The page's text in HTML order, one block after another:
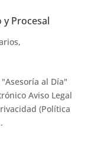
Procesal
,
al Día"
Aviso Legal
(Política